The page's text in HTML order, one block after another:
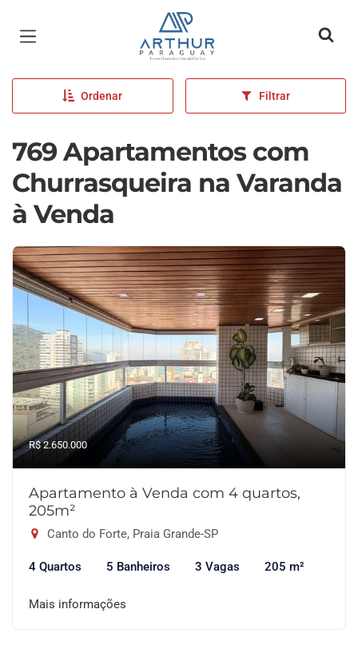
Página inicial
Ordenar Filtrar
769 Apartamentos com
Churrasqueira na Varanda
à Venda
R$ 2.650.000
Apartamento à Venda com 4 quartos,
205m²
Canto do Forte, Praia Grande-SP
4 Quartos 5 Banheiros 3 Vagas 205 m²
Mais informações